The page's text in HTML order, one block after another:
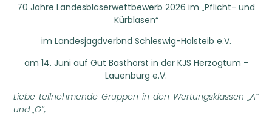
70 Jahre Landesbläserwettbewerb 2026 im „Pflicht- und
Kürblasen“
im Landesjagdverbnd Schleswig-Holsteib e.V.
am 14. Juni auf Gut Basthorst in der KJS Herzogtum -
Lauenburg e.V.
Liebe teilnehmende Gruppen in den Wertungsklassen „A“
und „G“,